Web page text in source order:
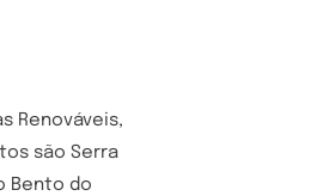
Renováveis,
são Serra
Bento do